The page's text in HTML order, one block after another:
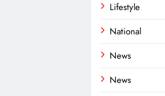
Lifestyle
National
News
News